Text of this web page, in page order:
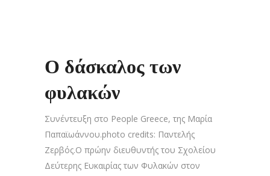
Ο δάσκαλος των
φυλακών
Συνέντευξη στο People Greece, της Μαρία
Παπαϊωάννου.photo credits: Παντελής
Ζερβός.Ο πρώην διευθυντής του Σχολείου
Δεύτερης Ευκαιρίας των Φυλακών στον